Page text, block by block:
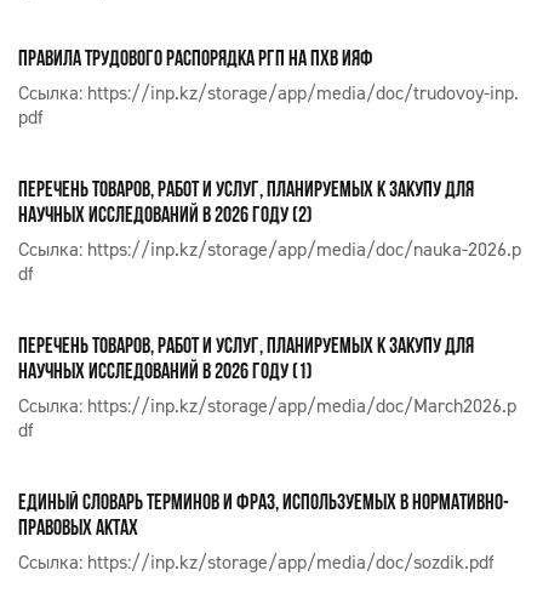
ПРАВИЛА ТРУДОВОГО РАСПОРЯДКА РГП НА ПХВ ИЯФ
Ссылка: https://inp.kz/storage/app/media/doc/trudovoy-inp.
pdf
ПЕРЕЧЕНЬ ТОВАРОВ, РАБОТ И УСЛУГ, ПЛАНИРУЕМЫХ К ЗАКУПУ ДЛЯ
НАУЧНЫХ ИССЛЕДОВАНИЙ В 2026 ГОДУ (2)
Ссылка: https://inp.kz/storage/app/media/doc/nauka-2026.p
df
ПЕРЕЧЕНЬ ТОВАРОВ, РАБОТ И УСЛУГ, ПЛАНИРУЕМЫХ К ЗАКУПУ ДЛЯ
НАУЧНЫХ ИССЛЕДОВАНИЙ В 2026 ГОДУ (1)
Ссылка: https://inp.kz/storage/app/media/doc/March2026.p
df
ЕДИНЫЙ СЛОВАРЬ ТЕРМИНОВ И ФРАЗ, ИСПОЛЬЗУЕМЫХ В НОРМАТИВНО-
ПРАВОВЫХ АКТАХ
Ссылка: https://inp.kz/storage/app/media/doc/sozdik.pdf